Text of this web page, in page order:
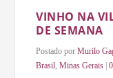
VINHO NA
DE SEMANA
Postado porMurilo
Brasil ,Minas Gerais |